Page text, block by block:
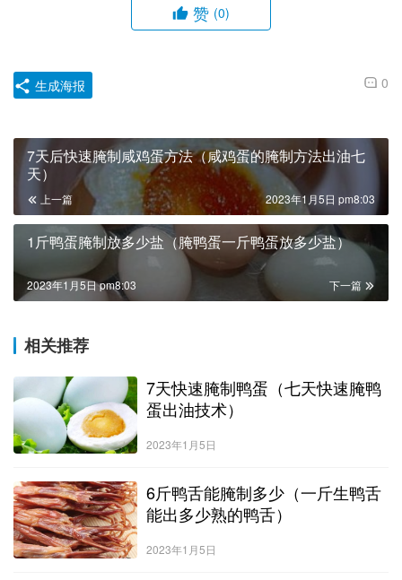
赞 (0)
0
生成海报
7天后快速腌制咸鸡蛋方法（咸鸡蛋的腌制方法出油七
天）
上一篇 2023年1月5日 pm8:03
1斤鸭蛋腌制放多少盐（腌鸭蛋一斤鸭蛋放多少盐）
下一篇
2023年1月5日 pm8:03
相关推荐
7天快速腌制鸭蛋（七天快速腌鸭
蛋出油技术）
2023年1月5日
6斤鸭舌能腌制多少（一斤生鸭舌
能出多少熟的鸭舌）
2023年1月5日